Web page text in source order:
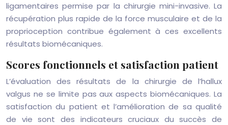
ligamentaires permise par la chirurgie mini-invasive. La
récupération plus rapide de la force musculaire et de la
proprioception contribue également à ces excellents
résultats biomécaniques.
Scores fonctionnels et satisfaction patient
L’évaluation des résultats de la chirurgie de l’hallux
valgus ne se limite pas aux aspects biomécaniques. La
satisfaction du patient et l’amélioration de sa qualité
de vie sont des indicateurs cruciaux du succès de